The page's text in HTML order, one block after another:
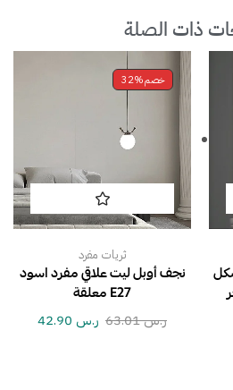
ذات الصلة
خصم32%
ثريات مفرد
نجف أوبل ليت علاقي مفرد اسود
E27 معلقة
ر.س63.01 ر.س